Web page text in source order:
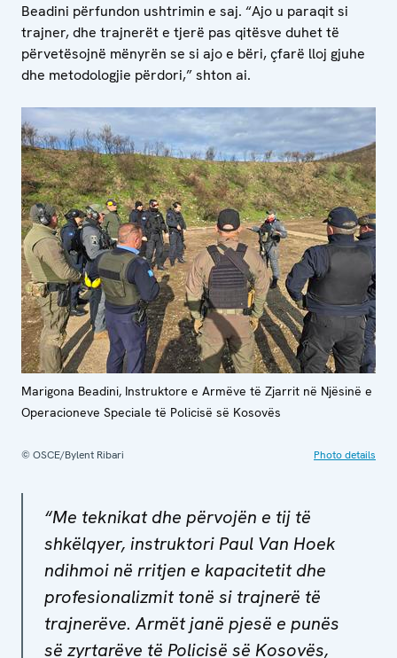
Beadini përfundon ushtrimin e saj. “Ajo u paraqit si
trajner, dhe trajnerët e tjerë pas qitësve duhet të
përvetësojnë mënyrën se si ajo e bëri, çfarë lloj gjuhe
dhe metodologjie përdori,” shton ai.
Marigona Beadini, Instruktore e Armëve të Zjarrit në Njësinë e
Operacioneve Speciale të Policisë së Kosovës
© OSCE/Bylent Ribari Photo details
“Me teknikat dhe përvojën e tij të
shkëlqyer, instruktori Paul Van Hoek
ndihmoi në rritjen e kapacitetit dhe
profesionalizmit tonë si trajnerë të
trajnerëve. Armët janë pjesë e punës
së zyrtarëve të Policisë së Kosovës,